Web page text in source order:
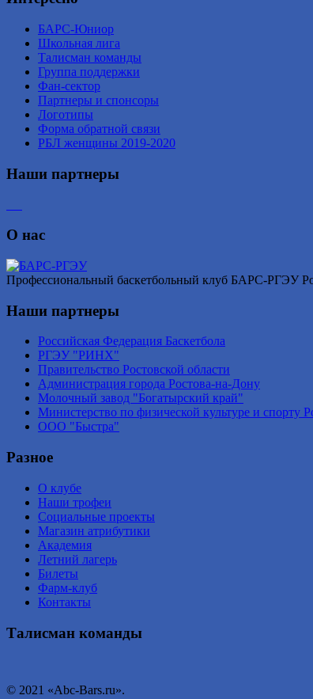
БАРС-Юниор
Школьная лига
Талисман команды
Группа поддержки
Фан-сектор
Партнеры и спонсоры
Логотипы
Форма обратной связи
РБЛ женщины 2019-2020
Наши партнеры
О нас
Профессиональный баскетбольный клуб БАРС-РГЭУ
Наши партнеры
Российская Федерация Баскетбола
РГЭУ "РИНХ"
Правительство Ростовской области
Администрация города Ростова-на-Дону
Молочный завод "Богатырский край"
Министерство по физической культуре и спорту
ООО "Быстра"
Разное
О клубе
Наши трофеи
Социальные проекты
Магазин атрибутики
Академия
Летний лагерь
Билеты
Фарм-клуб
Контакты
Талисман команды
© 2021 «Abc-Bars.ru».